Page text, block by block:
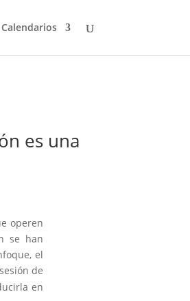
Calendarios
es una
operen
se han
el
de
en